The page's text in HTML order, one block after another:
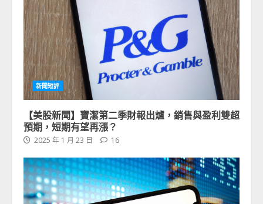
新聞短評
【美股新聞】寶潔第二季財報出爐，銷售與盈利雙超
預期，短期有望再漲？
2025 年 1 月 23 日 16